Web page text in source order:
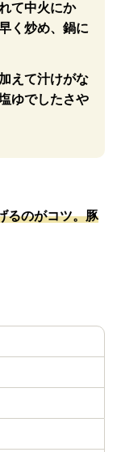
て中火にか
く炒め、鍋に
えて汁けがな
ゆでしたさや
るのがコツ。豚